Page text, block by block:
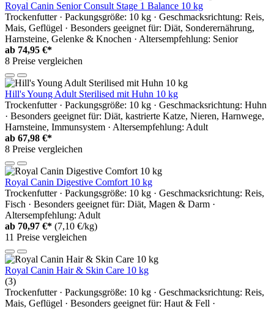
Royal Canin Senior Consult Stage 1 Balance 10 kg
Trockenfutter · Packungsgröße: 10 kg · Geschmacksrichtung: Reis,
Mais, Geflügel · Besonders geeignet für: Diät, Sonderernährung,
Harnsteine, Gelenke & Knochen · Altersempfehlung: Senior
ab 74,95 €*
8 Preise vergleichen
Hill's Young Adult Sterilised mit Huhn 10 kg
Trockenfutter · Packungsgröße: 10 kg · Geschmacksrichtung: Huhn
· Besonders geeignet für: Diät, kastrierte Katze, Nieren, Harnwege,
Harnsteine, Immunsystem · Altersempfehlung: Adult
ab 67,98 €*
8 Preise vergleichen
Royal Canin Digestive Comfort 10 kg
Trockenfutter · Packungsgröße: 10 kg · Geschmacksrichtung: Reis,
Fisch · Besonders geeignet für: Diät, Magen & Darm ·
Altersempfehlung: Adult
ab 70,97 €* (7,10 €/kg)
11 Preise vergleichen
Royal Canin Hair & Skin Care 10 kg
(3)
Trockenfutter · Packungsgröße: 10 kg · Geschmacksrichtung: Reis,
Mais, Geflügel · Besonders geeignet für: Haut & Fell ·